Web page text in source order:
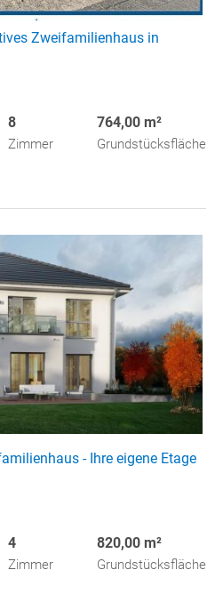
Zweifamilienhaus in
8
Zimmer
764,00 m²
Grundstücksfläche
- Ihre eigene Etage
4
Zimmer
820,00 m²
Grundstücksfläche